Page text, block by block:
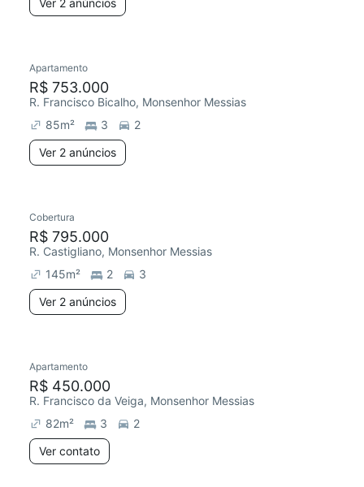
Ver 2 anúncios
Apartamento
R$ 753.000
R. Francisco Bicalho, Monsenhor Messias
85m² 3
2
Ver 2 anúncios
Cobertura
R$ 795.000
R. Castigliano, Monsenhor Messias
145m² 2
3
Ver 2 anúncios
Apartamento
R$ 450.000
R. Francisco da Veiga, Monsenhor Messias
82m² 3
2
Ver contato